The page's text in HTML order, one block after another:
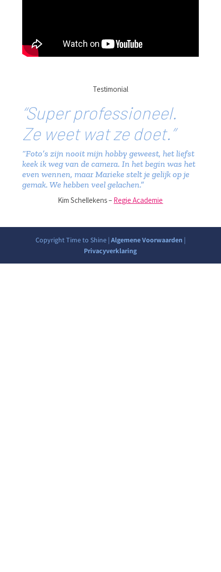
Testimonial
“Super professioneel.
Ze weet wat ze doet.”
“Foto’s zijn nooit mijn hobby geweest, het liefst
keek ik weg van de camera. In het begin was het
even wennen, maar Marieke stelt je gelijk op je
gemak. We hebben veel gelachen.”
Kim Schellekens – Regie Academie
Copyright Time to Shine | Algemene Voorwaarden |
Privacyverklaring